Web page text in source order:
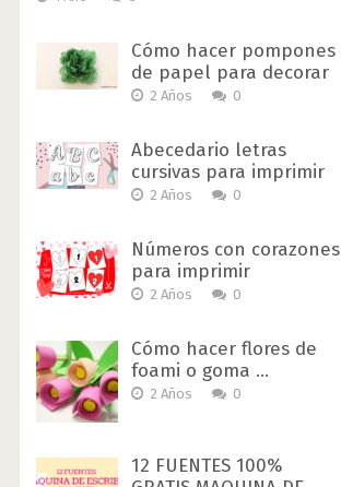
Cómo hacer pompones
de papel para decorar
2 Años 0
Abecedario letras
cursivas para imprimir
2 Años 0
Números con corazones
para imprimir
2 Años 0
Cómo hacer flores de
foami o goma …
2 Años 0
12 FUENTES 100%